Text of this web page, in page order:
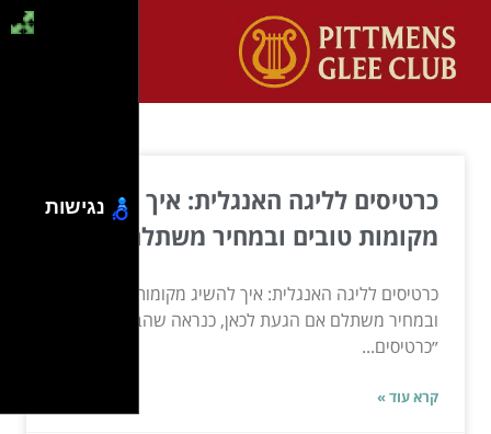
כרטיסים לליגה האנגלית: איך להשיג
מקומות טובים ובמחיר משתלם
כרטיסים לליגה האנגלית: איך להשיג מקומות טובים
ובמחיר משתלם אם הגעת לכאן, כנראה שהביטוי
״כרטיסים...
קרא עוד »
נגישות